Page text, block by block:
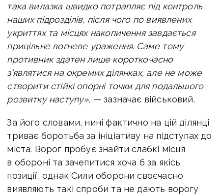
така вилазка швидко потрапляє під контроль
наших підрозділів, після чого по виявлених
укриттях та місцях накопичення завдається
прицільне вогневе ураження. Саме тому
противник здатен лише короткочасно
з’являтися на окремих ділянках, але не може
створити стійкі опорні точки для подальшого
розвитку наступу», — зазначає військовий.
За його словами, нині фактично на цій ділянці
триває боротьба за ініціативу на підступах до
міста. Ворог пробує знайти слабкі місця
в обороні та зачепитися хоча б за якісь
позиції, однак Сили оборони своєчасно
виявляють такі спроби та не дають ворогу